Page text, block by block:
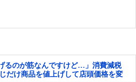
るのが筋なんですけど…」消費減税
だけ商品を値上げして店頭価格を変